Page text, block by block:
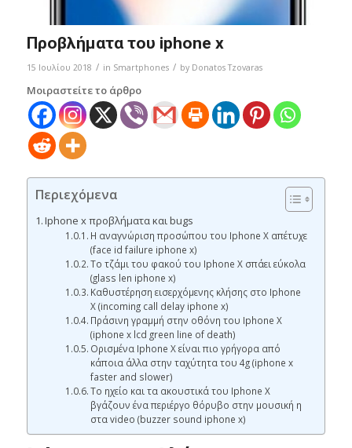
Προβλήματα του iphone x
15 Ιουλίου 2018 / in Smartphones / by Donatos Tzovaras
Μοιραστείτε το άρθρο
Περιεχόμενα
Iphone x προβλήματα και bugs
Η αναγνώριση προσώπου του Iphone X απέτυχε
(face id failure iphone x)
Το τζάμι του φακού του Iphone X σπάει εύκολα
(glass len iphone x)
Καθυστέρηση εισερχόμενης κλήσης στο Iphone
X (incoming call delay iphone x)
Πράσινη γραμμή στην οθόνη του Iphone X
(iphone x lcd green line of death)
Ορισμένα Iphone X είναι πιο γρήγορα από
κάποια άλλα στην ταχύτητα του 4g (iphone x
faster and slower)
Το ηχείο και τα ακουστικά του Iphone X
βγάζουν ένα περιέργο θόρυβο στην μουσική η
στα video (buzzer sound iphone x)